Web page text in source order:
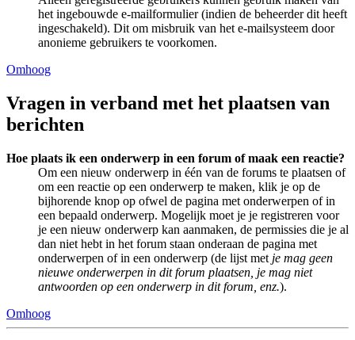
het ingebouwde e-mailformulier (indien de beheerder dit heeft
ingeschakeld). Dit om misbruik van het e-mailsysteem door
anonieme gebruikers te voorkomen.
Omhoog
Vragen in verband met het plaatsen van
berichten
Hoe plaats ik een onderwerp in een forum of maak een reactie?
Om een nieuw onderwerp in één van de forums te plaatsen of
om een reactie op een onderwerp te maken, klik je op de
bijhorende knop op ofwel de pagina met onderwerpen of in
een bepaald onderwerp. Mogelijk moet je je registreren voor
je een nieuw onderwerp kan aanmaken, de permissies die je al
dan niet hebt in het forum staan onderaan de pagina met
onderwerpen of in een onderwerp (de lijst met je mag geen
nieuwe onderwerpen in dit forum plaatsen, je mag niet
antwoorden op een onderwerp in dit forum, enz.).
Omhoog